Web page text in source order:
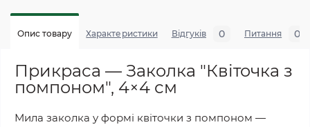
Опис товару Характеристики Відгуків 0 Питання 0
Прикраса — Заколка "Квіточка з
помпоном", 4×4 см
Мила заколка у формі квіточки з помпоном —